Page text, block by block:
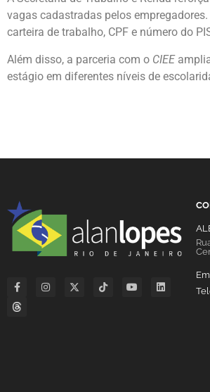
vagas cadastradas pelos
carteira de trabalho, CPF e número do
Além disso, a parceria com o CIEE
estágio em diferentes níveis de